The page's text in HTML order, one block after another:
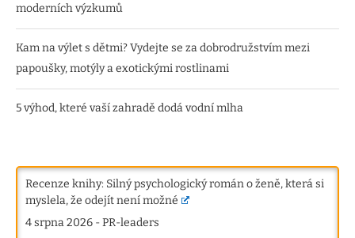
moderních výzkumů
Kam na výlet s dětmi? Vydejte se za dobrodružstvím mezi
papoušky, motýly a exotickými rostlinami
5 výhod, které vaší zahradě dodá vodní mlha
Recenze knihy: Silný psychologický román o ženě, která si
myslela, že odejít není možné
4 srpna 2026 -PR-leaders